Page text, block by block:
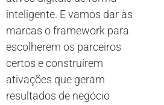
inteligente. E vamos dar às
marcas o framework para
escolherem os parceiros
certos e construírem
ativações que geram
resultados de negócio